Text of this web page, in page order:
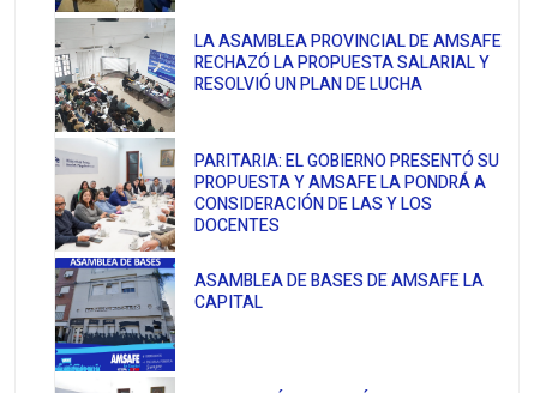
LA ASAMBLEA PROVINCIAL DE AMSAFE
RECHAZÓ LA PROPUESTA SALARIAL Y
RESOLVIÓ UN PLAN DE LUCHA
PARITARIA: EL GOBIERNO PRESENTÓ SU
PROPUESTA Y AMSAFE LA PONDRÁ A
CONSIDERACIÓN DE LAS Y LOS
DOCENTES
ASAMBLEA DE BASES DE AMSAFE LA
CAPITAL